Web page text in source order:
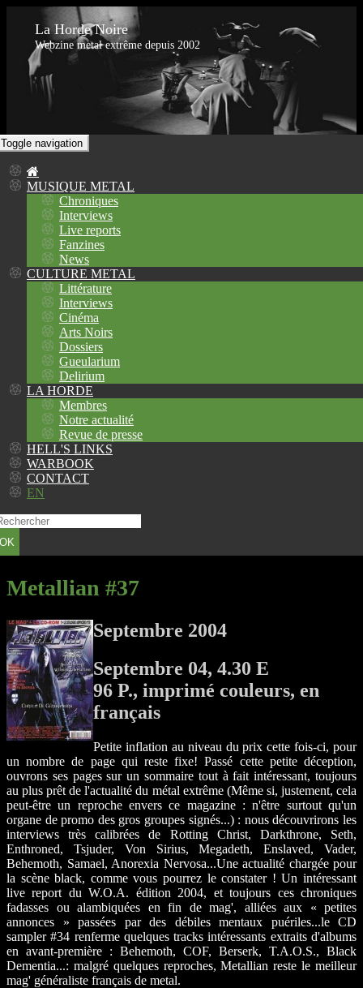
La Horde Noire
Webzine metal extrême depuis 2002
Toggle navigation
MUSIQUE METAL
Chroniques
Interviews
Live reports
Fanzines
News
CULTURE METAL
Littérature
Interviews
Cinéma
Arts Noirs
Dossiers
Gueularium
Delirium
LA HORDE
Membres
Notre actualité
Revue de presse
HELL'S LINKS
WARBOOK
CONTACT
EN
OK
Metallian #37
Septembre 2004
Septembre 04, 4.30 E
96 P., imprimé couleurs, en
français
Petite inflation au niveau du prix cette fois-ci, pour
un nombre de page qui reste fixe! Passé cette petite déception,
ouvrons ses pages sur un sommaire tout à fait intéressant, toujours
au plus prêt de l'actualité du métal extrême (Même si, justement, cela
peut-être un reproche envers ce magazine : n'être surtout qu'un
organe de promo des gros groupes signés...) : nous découvrirons les
interviews très calibrées de Rotting Christ, Darkthrone, Seth,
Enthroned, Tsjuder, Von Sirius, Megadeth, Enslaved, Vader,
Behemoth, Samael, Anorexia Nervosa...Une actualité chargée pour
la scène black, comme vous pourrez le constater ! Un intéressant
live report du W.O.A. édition 2004, et toujours ces chroniques
fadasses ou alambiquées en fin de mag', alliées aux « petites
annonces » passées par des débiles mentaux puériles...le CD
sampler #34 renferme quelques tracks intéressants extraits d'albums
en avant-première : Behemoth, COF, Berserk, T.A.O.S., Black
Dementia...: malgré quelques reproches, Metallian reste le meilleur
mag' généraliste français de metal.